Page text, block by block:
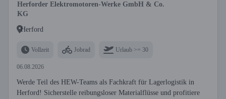
Herforder Elektromotoren-Werke GmbH & Co.
KG
Herford
Vollzeit Jobrad Urlaub >= 30
06.08.2026
Werde Teil des HEW-Teams als Fachkraft für Lagerlogistik in
Herford! Sicherstelle reibungsloser Materialflüsse und profitiere